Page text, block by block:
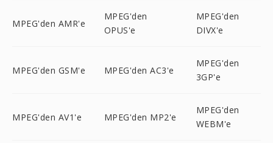
MPEG'den AMR'e
MPEG'den
OPUS'e
MPEG'den
DIVX'e
MPEG'den GSM'e MPEG'den AC3'e
MPEG'den
3GP'e
MPEG'den AV1'e MPEG'den MP2'e
MPEG'den
WEBM'e